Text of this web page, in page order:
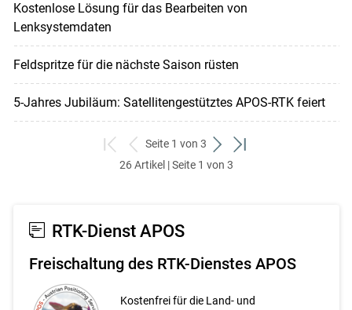
Kostenlose Lösung für das Bearbeiten von
Lenksystemdaten
Feldspritze für die nächste Saison rüsten
5-Jahres Jubiläum: Satellitengestütztes APOS-RTK feiert
zum
ersten
zurück
zum
Seite 1 von 3
weiter
zum
zum
26 Artikel | Seite 1 von 3
RTK-Dienst APOS
Freischaltung des RTK-Dienstes APOS
Kostenfrei für die Land- und